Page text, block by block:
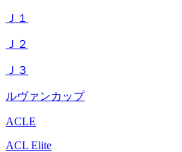
Ｊ１
Ｊ２
Ｊ３
ルヴァンカップ
ACLE
ACL Elite